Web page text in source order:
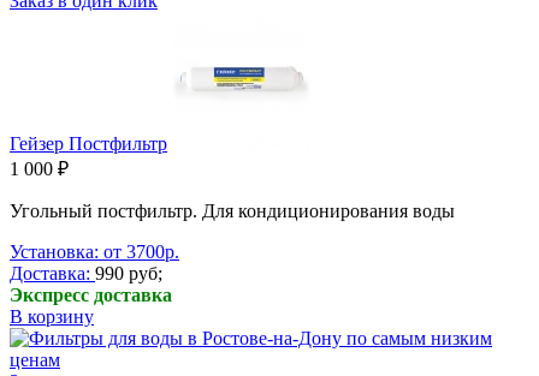
Гейзер Постфильтр
1 000 ₽
Угольный постфильтр. Для кондиционирования воды
Установка: от 3700р.
Доставка: 990 руб;
Экспресс доставка
В корзину